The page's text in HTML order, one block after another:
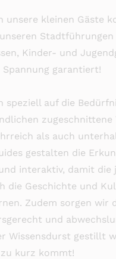
unsere kleinen Gäste
Kinder- und
Spannung garantiert!
speziell auf die
zugeschnittene
als auch
gestalten die
interaktiv, damit die
die Geschichte und
Zudem sorgen wir
und
Wissensdurst gestillt
kurz kommt!